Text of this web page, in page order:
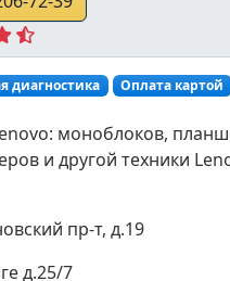
диагностика Оплата картой
моноблоков,
и другой техники
пр-т, д.19
д.25/7